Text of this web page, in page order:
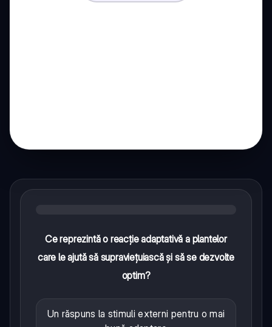
Ce reprezintă o reacție adaptativă a plantelor
care le ajută să supraviețuiască și să se dezvolte
optim?
Un răspuns la stimuli externi pentru o mai